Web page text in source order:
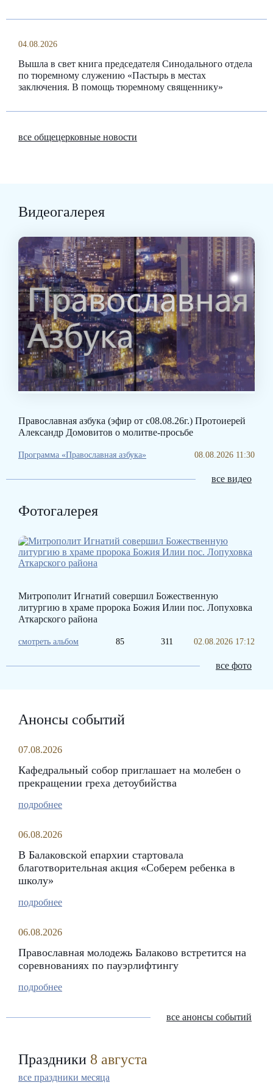
04.08.2026
Вышла в свет книга председателя Синодального отдела
по тюремному служению «Пастырь в местах
заключения. В помощь тюремному священнику»
все общецерковные новости
Видеогалерея
Православная азбука (эфир от с08.08.26г.) Протоиерей
Александр Домовитов о молитве-просьбе
Программа «Православная азбука» 08.08.2026 11:30
все видео
Фотогалерея
Митрополит Игнатий совершил Божественную
литургию в храме пророка Божия Илии пос. Лопуховка
Аткарского района
смотреть альбом 85 311 02.08.2026 17:12
все фото
Анонсы событий
07.08.2026
Кафедральный собор приглашает на молебен о
прекращении греха детоубийства
подробнее
06.08.2026
В Балаковской епархии стартовала
благотворительная акция «Соберем ребенка в
школу»
подробнее
06.08.2026
Православная молодежь Балаково встретится на
соревнованиях по пауэрлифтингу
подробнее
все анонсы событий
Праздники 8 августа
все праздники месяца